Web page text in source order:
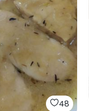
48